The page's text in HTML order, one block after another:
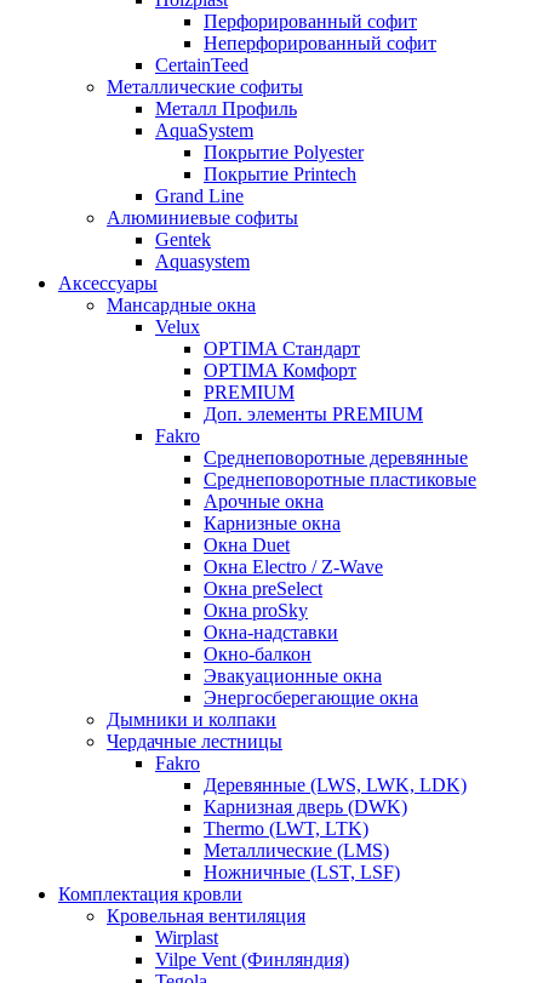
Перфорированный софит
Неперфорированный софит
CertainTeed
Металлические софиты
Металл Профиль
AquaSystem
Покрытие Polyester
Покрытие Printech
Grand Line
Алюминиевые софиты
Gentek
Aquasystem
Аксессуары
Мансардные окна
Velux
OPTIMA Стандарт
OPTIMA Комфорт
PREMIUM
Доп. элементы PREMIUM
Fakro
Cреднеповоротные деревянные
Cреднеповоротные пластиковые
Арочные окна
Карнизные окна
Окна Duet
Окна Electro / Z-Wave
Окна preSelect
Окна proSky
Окна-надставки
Окно-балкон
Эвакуационные окна
Энергосберегающие окна
Дымники и колпаки
Чердачные лестницы
Fakro
Деревянные (LWS, LWK, LDK)
Карнизная дверь (DWK)
Thermo (LWT, LTK)
Металлические (LMS)
Ножничные (LST, LSF)
Комплектация кровли
Кровельная вентиляция
Wirplast
Vilpe Vent (Финляндия)